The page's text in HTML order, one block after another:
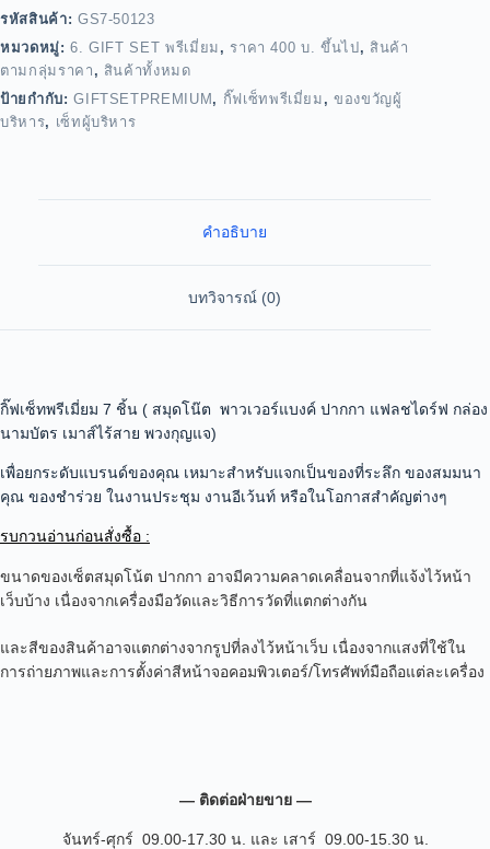
รหัสสินค้า: GS7-50123
หมวดหมู่:6. GIFT SET พรีเมี่ยม , ราคา 400 บ. ขึ้นไป , สินค้า
ตามกลุ่มราคา , สินค้าทั้งหมด
ป้ายกำกับ:GIFTSETPREMIUM , กิ๊ฟเซ็ทพรีเมี่ยม ,ของขวัญผู้
บริหาร, เซ็ทผู้บริหาร
คำอธิบาย
บทวิจารณ์ (0)
กิ๊ฟเซ็ทพรีเมี่ยม 7 ชิ้น ( สมุดโน๊ต พาวเวอร์แบงค์ ปากกา แฟลชไดร์ฟ กล่อง
นามบัตร เมาส์ไร้สาย พวงกุญแจ)
เพื่อยกระดับแบรนด์ของคุณ เหมาะสำหรับแจกเป็นของที่ระลึก ของสมมนา
คุณ ของชำร่วย ในงานประชุม งานอีเว้นท์ หรือในโอกาสสำคัญต่างๆ
รบกวนอ่านก่อนสั่งซื้อ :
ขนาดของเซ็ตสมุดโน้ต ปากกา อาจมีความคลาดเคลื่อนจากที่แจ้งไว้หน้า
เว็บบ้าง เนื่องจากเครื่องมือวัดและวิธีการวัดที่แตกต่างกัน
และสีของสินค้าอาจแตกต่างจากรูปที่ลงไว้หน้าเว็บ เนื่องจากแสงที่ใช้ใน
การถ่ายภาพและการตั้งค่าสีหน้าจอคอมพิวเตอร์/โทรศัพท์มือถือแต่ละเครื่อง
— ติดต่อฝ่ายขาย —
จันทร์-ศุกร์ 09.00-17.30 น. และ เสาร์ 09.00-15.30 น.